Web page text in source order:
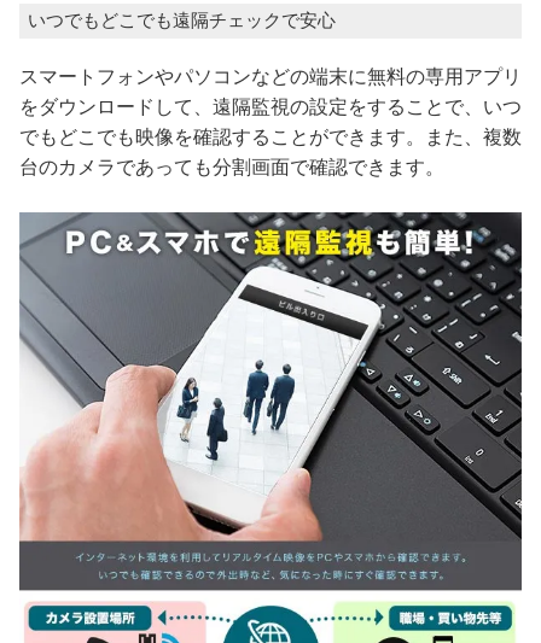
いつでもどこでも遠隔チェックで安心
スマートフォンやパソコンなどの端末に無料の専用アプリ
をダウンロードして、遠隔監視の設定をすることで、いつ
でもどこでも映像を確認することができます。また、複数
台のカメラであっても分割画面で確認できます。